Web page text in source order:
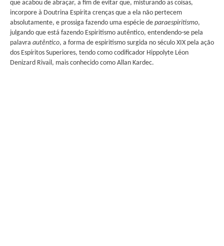
que acabou de abraçar, a fim de evitar que, misturando as coisas,
incorpore à Doutrina Espírita crenças que a ela não pertecem
absolutamente, e prossiga fazendo uma espécie de paraespiritismo,
julgando que está fazendo Espiritismo autêntico, entendendo-se pela
palavra autêntico, a forma de espiritismo surgida no século XIX pela ação
dos Espíritos Superiores, tendo como codificador Hippolyte Léon
Denizard Rivail, mais conhecido como Allan Kardec.